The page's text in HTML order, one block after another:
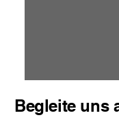
Begleite uns